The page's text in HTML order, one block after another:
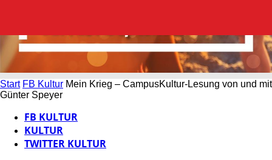
Start FB Kultur Mein Krieg – CampusKultur-Lesung von und mit
Günter Speyer
FB KULTUR
KULTUR
TWITTER KULTUR